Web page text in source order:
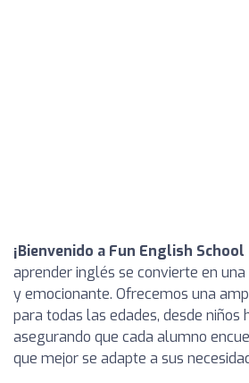
¡Bienvenido a Fun English
aprender inglés se convierte en
y emocionante. Ofrecemos una
para todas las edades, desde niños
asegurando que cada alumno
que mejor se adapte a sus